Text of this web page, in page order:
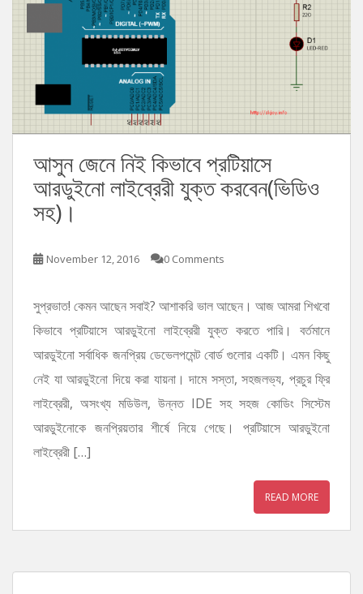
আসুন জেনে নিই কিভাবে প্রটিয়াসে
আরডুইনো লাইব্রেরী যুক্ত করবেন(ভিডিও
সহ)।
November 12, 2016 0 Comments
সুপ্রভাত! কেমন আছেন সবাই? আশাকরি ভাল আছেন। আজ আমরা শিখবো
কিভাবে প্রটিয়াসে আরডুইনো লাইব্রেরী যুক্ত করতে পারি। বর্তমানে
আরডুইনো সর্বাধিক জনপ্রিয় ডেভেলপমেন্ট বোর্ড গুলোর একটি। এমন কিছু
নেই যা আরডুইনো দিয়ে করা যায়না। দামে সস্তা, সহজলভ্য, প্রচুর ফ্রি
লাইব্রেরী, অসংখ্য মডিউল, উন্নত IDE সহ সহজ কোডিং সিস্টেম
আরডুইনোকে জনপ্রিয়তার শীর্ষে নিয়ে গেছে। প্রটিয়াসে আরডুইনো
লাইব্রেরী […]
READ MORE